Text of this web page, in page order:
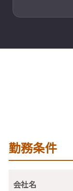
勤務条件
会社名